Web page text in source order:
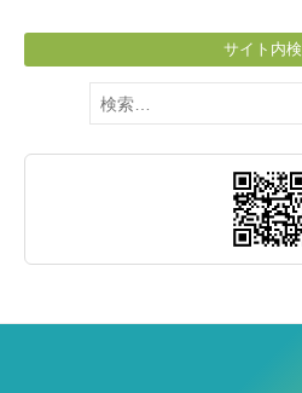
サイト内
検
索: